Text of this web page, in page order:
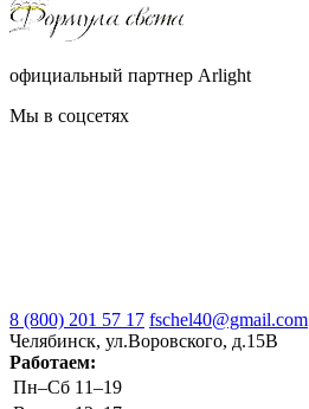
официальный партнер Arlight
Мы в соцсетях
8 (800) 201 57 17 fschel40@gmail.com
Челябинск, ул.Воровского, д.15В
Работаем:
Пн–Cб 11–19